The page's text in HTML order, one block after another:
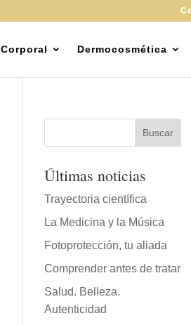
Corporal Dermocosmética
Últimas noticias
Trayectoria científica
La Medicina y la Música
Fotoprotección, tu aliada
Comprender antes de tratar
Salud. Belleza.
Autenticidad